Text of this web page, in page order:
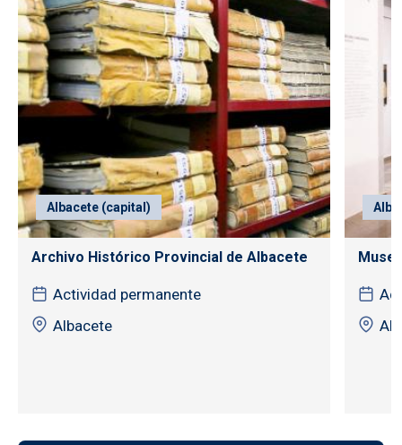
Albacete (capital)
Archivo Histórico Provincial de Albacete
Actividad permanente
Albacete